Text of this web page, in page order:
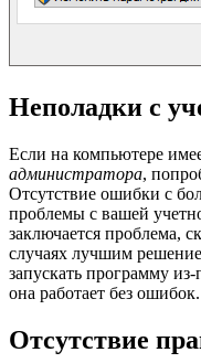
Неполадки с
Если на компьютере
администратора,
Отсутствие ошибки с
проблемы с вашей
заключается проблема,
случаях лучшим
запускать программу
она работает без ошибок.
Отсутствие